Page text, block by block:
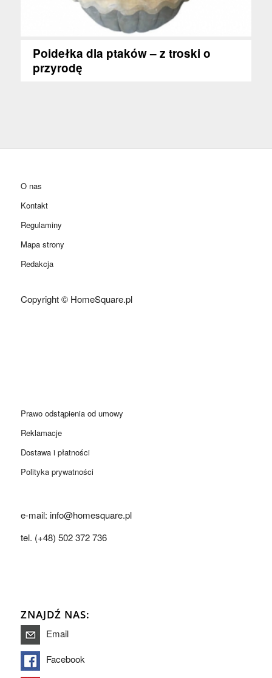
Poidełka dla ptaków – z troski o
przyrodę
O nas
Kontakt
Regulaminy
Mapa strony
Redakcja
Copyright © HomeSquare.pl
Prawo odstąpienia od umowy
Reklamacje
Dostawa i płatności
Polityka prywatności
e-mail: info@homesquare.pl
tel. (+48) 502 372 736
ZNAJDŹ NAS:
Email
Facebook